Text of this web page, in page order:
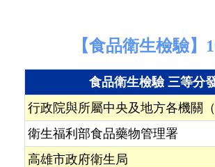
【食品衛生檢驗
食品衛生檢驗 三等分
行政院與所屬中央及地方各機關
衛生福利部食品藥物管理署
高雄市政府衛生局